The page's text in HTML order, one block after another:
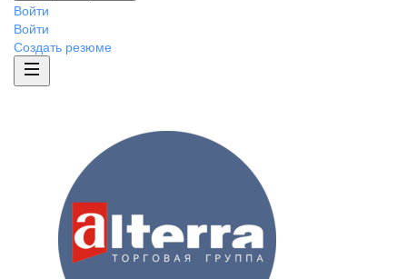
Войти
Войти
Создать резюме